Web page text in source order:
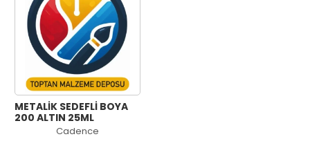
METALİK SEDEFLİ BOYA
200 ALTIN 25ML
Cadence